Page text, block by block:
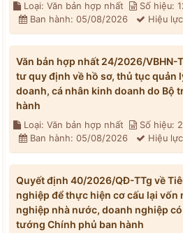
Loại: Văn bản hợp nhất
Số hiệu:
Ban hành: 05/08/2026
Hiệu
Văn bản hợp nhất 24/2026/VBHN-
tư quy định về hồ sơ, thủ tục quản
doanh, cá nhân kinh doanh do Bộ
hành
Loại: Văn bản hợp nhất
Số hiệu:
Ban hành: 05/08/2026
Hiệu
Quyết định 40/2026/QĐ-TTg về
nghiệp để thực hiện cơ cấu lại vốn
nghiệp nhà nước, doanh nghiệp
tướng Chính phủ ban hành